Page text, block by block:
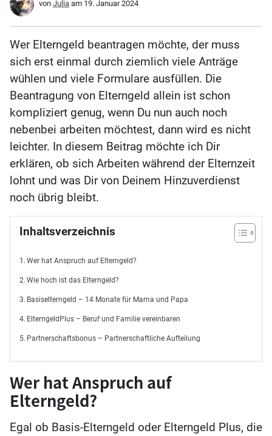
von Julia am 19. Januar 2024
Wer Elterngeld beantragen möchte, der muss
sich erst einmal durch ziemlich viele Anträge
wühlen und viele Formulare ausfüllen. Die
Beantragung von Elterngeld allein ist schon
kompliziert genug, wenn Du nun auch noch
nebenbei arbeiten möchtest, dann wird es nicht
leichter. In diesem Beitrag möchte ich Dir
erklären, ob sich Arbeiten während der Elternzeit
lohnt und was Dir von Deinem Hinzuverdienst
noch übrig bleibt.
Inhaltsverzeichnis
Wer hat Anspruch auf Elterngeld?
Wie hoch ist das Elterngeld?
Basiselterngeld – 14 Monate für Mama und Papa
ElterngeldPlus – Beruf und Familie vereinbaren
Partnerschaftsbonus – Partnerschaftliche Aufteilung
Wer hat Anspruch auf
Elterngeld?
Egal ob Basis-Elterngeld oder Elterngeld Plus, die